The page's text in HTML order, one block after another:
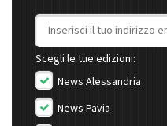
Indirizzo email
Scegli le tue edizioni:
News Alessandria
News Pavia